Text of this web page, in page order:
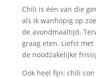
Chili is één van die
als ik wanhopig op
de avondmaaltijd.
graag eten. Liefst
de noodzakelijke
Ook heel fijn: chili